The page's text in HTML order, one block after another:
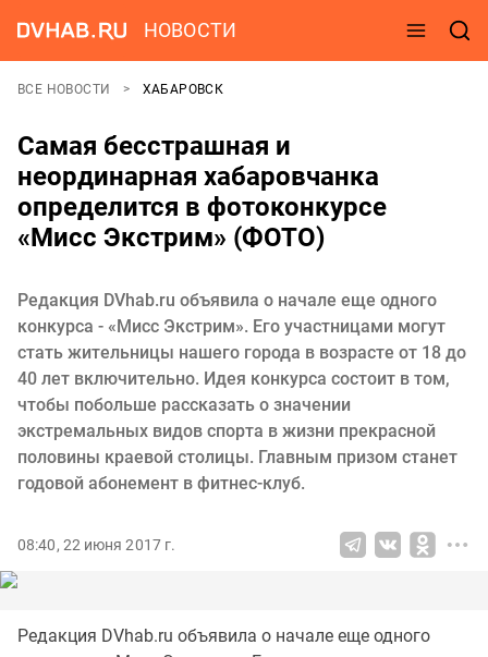
НОВОСТИ
ВСЕ НОВОСТИ ХАБАРОВСК
Самая бесстрашная и
неординарная хабаровчанка
определится в фотоконкурсе
«Мисс Экстрим» (ФОТО)
Редакция DVhab.ru объявила о начале еще одного
конкурса - «Мисс Экстрим». Его участницами могут
стать жительницы нашего города в возрасте от 18 до
40 лет включительно. Идея конкурса состоит в том,
чтобы побольше рассказать о значении
экстремальных видов спорта в жизни прекрасной
половины краевой столицы. Главным призом станет
годовой абонемент в фитнес-клуб.
08:40, 22 июня 2017 г.
Редакция DVhab.ru объявила о начале еще одного